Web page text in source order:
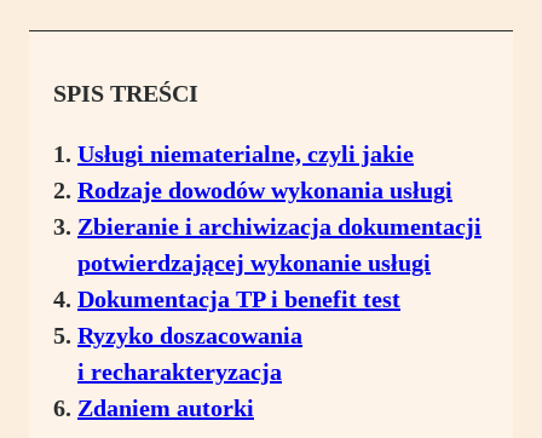
SPIS TREŚCI
Usługi niematerialne, czyli jakie
Rodzaje dowodów wykonania usługi
Zbieranie i archiwizacja dokumentacji
potwierdzającej wykonanie usługi
Dokumentacja TP i benefit test
Ryzyko doszacowania
i recharakteryzacja
Zdaniem autorki